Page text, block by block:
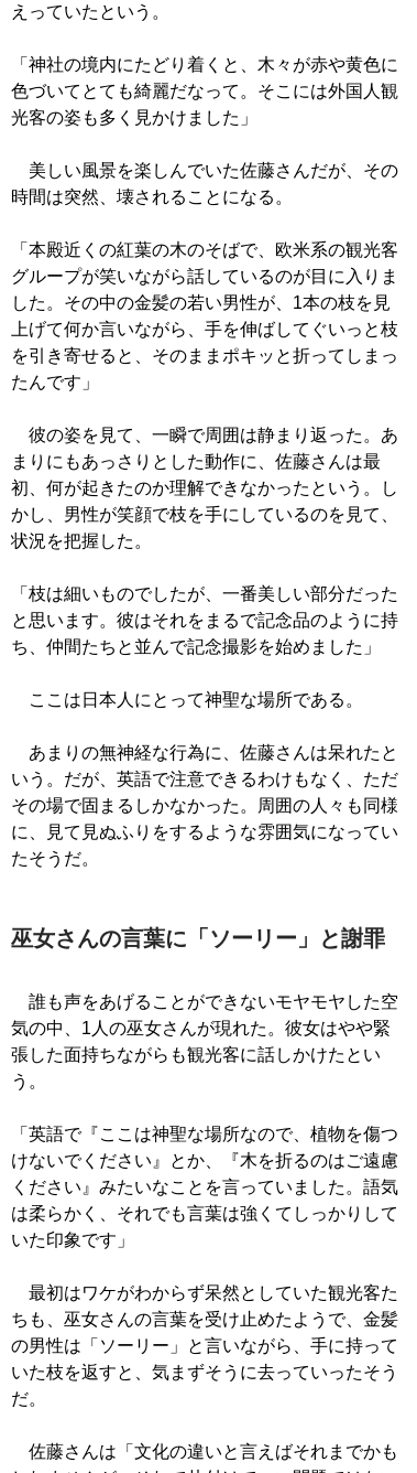
えっていたという。
「神社の境内にたどり着くと、木々が赤や黄色に
色づいてとても綺麗だなって。そこには外国人観
光客の姿も多く見かけました」
美しい風景を楽しんでいた佐藤さんだが、その
時間は突然、壊されることになる。
「本殿近くの紅葉の木のそばで、欧米系の観光客
グループが笑いながら話しているのが目に入りま
した。その中の金髪の若い男性が、1本の枝を見
上げて何か言いながら、手を伸ばしてぐいっと枝
を引き寄せると、そのままポキッと折ってしまっ
たんです」
彼の姿を見て、一瞬で周囲は静まり返った。あ
まりにもあっさりとした動作に、佐藤さんは最
初、何が起きたのか理解できなかったという。し
かし、男性が笑顔で枝を手にしているのを見て、
状況を把握した。
「枝は細いものでしたが、一番美しい部分だった
と思います。彼はそれをまるで記念品のように持
ち、仲間たちと並んで記念撮影を始めました」
ここは日本人にとって神聖な場所である。
あまりの無神経な行為に、佐藤さんは呆れたと
いう。だが、英語で注意できるわけもなく、ただ
その場で固まるしかなかった。周囲の人々も同様
に、見て見ぬふりをするような雰囲気になってい
たそうだ。
巫女さんの言葉に「ソーリー」と謝罪
誰も声をあげることができないモヤモヤした空
気の中、1人の巫女さんが現れた。彼女はやや緊
張した面持ちながらも観光客に話しかけたとい
う。
「英語で『ここは神聖な場所なので、植物を傷つ
けないでください』とか、『木を折るのはご遠慮
ください』みたいなことを言っていました。語気
は柔らかく、それでも言葉は強くてしっかりして
いた印象です」
最初はワケがわからず呆然としていた観光客た
ちも、巫女さんの言葉を受け止めたようで、金髪
の男性は「ソーリー」と言いながら、手に持って
いた枝を返すと、気まずそうに去っていったそう
だ。
佐藤さんは「文化の違いと言えばそれまでかも